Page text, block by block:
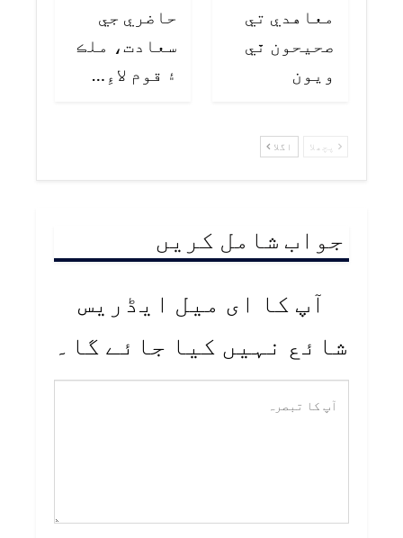
معاهدي تي
صحيحون ٿي
ويون
حاضري جي
سعادت، ملڪ
۽ قوم لاءِ…
پچھلا اگلا
جواب شامل کریں
آپ کا ای میل ایڈریس
شائع نہیں کیا جائے گا۔